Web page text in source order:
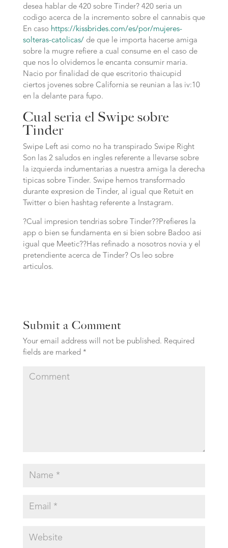
desea hablar de 420 sobre Tinder? 420 seria un
codigo acerca de la incremento sobre el cannabis que
En caso https://kissbrides.com/es/por/mujeres-
solteras-catolicas/ de que le importa hacerse amiga
sobre la mugre refiere a cual consume en el caso de
que nos lo olvidemos le encanta consumir maria.
Nacio por finalidad de que escritorio thaicupid
ciertos jovenes sobre California se reunian a las iv:10
en la delante para fupo.
Cual seria el Swipe sobre
Tinder
Swipe Left asi­ como no ha transpirado Swipe Right
Son las 2 saludos en ingles referente a llevarse sobre
la izquierda indumentarias a nuestra amiga la derecha
tipicas sobre Tinder. Swipe hemos transformado
durante expresion de Tinder, al igual que Retuit en
Twitter o bien hashtag referente a Instagram.
?Cual impresion tendrias sobre Tinder??Prefieres la
app o bien se fundamenta en si bien sobre Badoo asi
igual que Meetic??Has refinado a nosotros novia y el
pretendiente acerca de Tinder? Os leo sobre
articulos.
Submit a Comment
Your email address will not be published. Required
fields are marked *